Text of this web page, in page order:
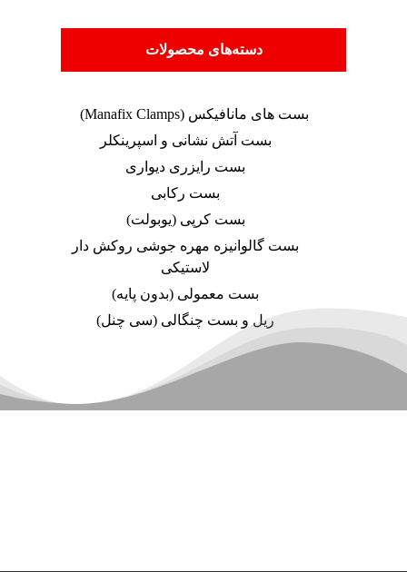
دسته‌های محصولات
بست های مانافیکس (Manafix Clamps)
بست آتش نشانی و اسپرینکلر
بست رایزری دیواری
بست رکابی
بست کرپی (یوبولت)
بست گالوانیزه مهره جوشی روکش دار
لاستیکی
بست معمولی (بدون پایه)
ریل و بست چنگالی (سی چنل)